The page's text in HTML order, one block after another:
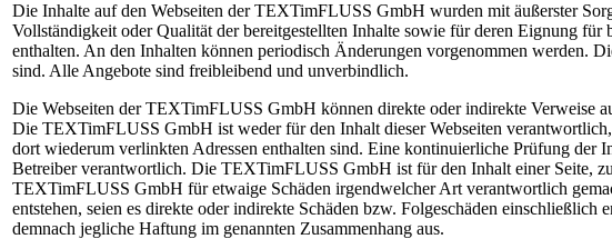
Die Inhalte auf den Webseiten der TEXTimFLUSS GmbH wurden mit äußerster
Vollständigkeit oder Qualität der bereitgestellten Inhalte sowie für deren Eignung
enthalten. An den Inhalten können periodisch Änderungen vorgenommen werden.
sind. Alle Angebote sind freibleibend und unverbindlich.
Die Webseiten der TEXTimFLUSS GmbH können direkte oder indirekte Verweise
Die TEXTimFLUSS GmbH ist weder für den Inhalt dieser Webseiten
dort wiederum verlinkten Adressen enthalten sind. Eine kontinuierliche Prüfung der
Betreiber verantwortlich. Die TEXTimFLUSS GmbH ist für den Inhalt einer Seite,
TEXTimFLUSS GmbH für etwaige Schäden irgendwelcher Art verantwortlich
entstehen, seien es direkte oder indirekte Schäden bzw. Folgeschäden
demnach jegliche Haftung im genannten Zusammenhang aus.